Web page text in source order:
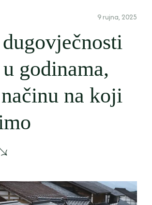
9 rujna, 2025
godinama,
na koji